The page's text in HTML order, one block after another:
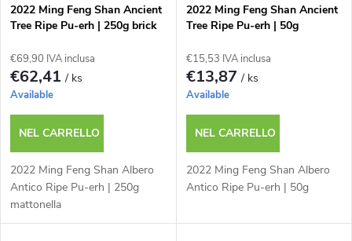
2022 Ming Feng Shan Ancient
Tree Ripe Pu-erh | 250g brick
€69,90 IVA inclusa
€62,41/ ks
Available
NEL CARRELLO
2022 Ming Feng Shan Albero
Antico Ripe Pu-erh | 250g
mattonella
2022 Ming Feng Shan Ancient
Tree Ripe Pu-erh | 50g
€15,53 IVA inclusa
€13,87/ ks
Available
NEL CARRELLO
2022 Ming Feng Shan Albero
Antico Ripe Pu-erh | 50g